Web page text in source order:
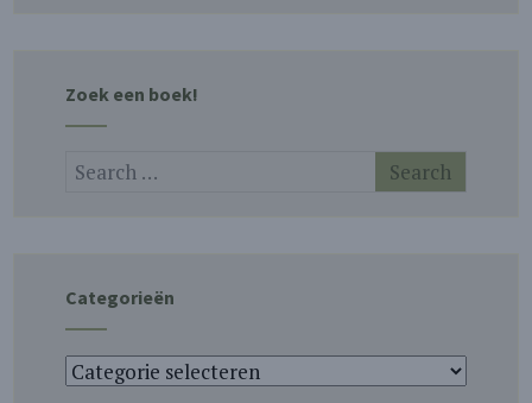
Zoek een boek!
Categorieën
Categorieën